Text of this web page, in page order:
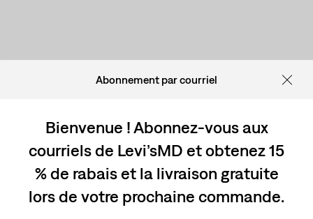
Abonnement par courriel
Bienvenue ! Abonnez-vous aux
courriels de Levi’sMD et obtenez 15
% de rabais et la livraison gratuite
lors de votre prochaine commande.